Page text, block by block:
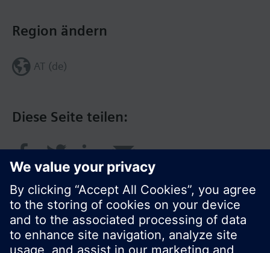
Diese Seite teilen:
Region ändern
AT (de)